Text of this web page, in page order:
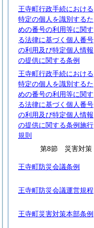
王寺町行政手続における
特定の個人を識別するた
めの番号の利用等に関す
る法律に基づく個人番号
の利用及び特定個人情報
の提供に関する条例
王寺町行政手続における
特定の個人を識別するた
めの番号の利用等に関す
る法律に基づく個人番号
の利用及び特定個人情報
の提供に関する条例施行
規則
第8節 災害対策
王寺町防災会議条例
王寺町防災会議運営規程
王寺町災害対策本部条例